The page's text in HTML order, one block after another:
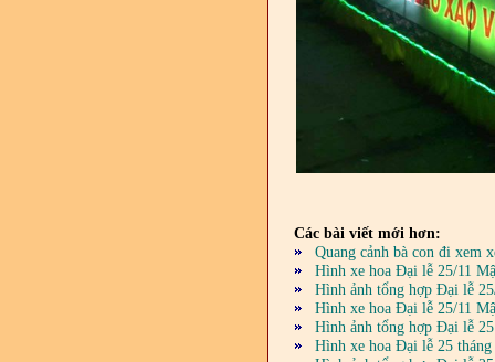
Các bài viết mới hơn:
Quang cảnh bà con đi xem
Hình xe hoa Đại lễ 25/11
Hình ảnh tổng hợp Đại lễ
Hình xe hoa Đại lễ 25/11
Hình ảnh tổng hợp Đại lễ
Hình xe hoa Đại lễ 25